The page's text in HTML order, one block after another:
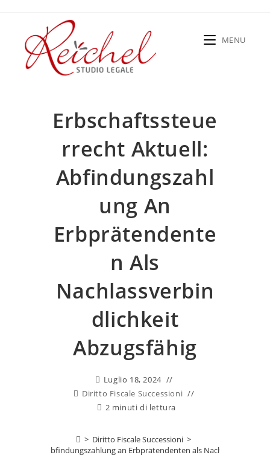
contenuto
MENU
Erbschaftssteue
Rrecht Aktuell:
Abfindungszahl
Ung An
Erbprätendente
N Als
Nachlassverbin
Dlichkeit
Abzugsfähig
Luglio 18, 2024
Diritto Fiscale Successioni
2 minuti di lettura
> Diritto Fiscale Successioni >
aktuell: Abfindungszahlung an Erbprätendenten als